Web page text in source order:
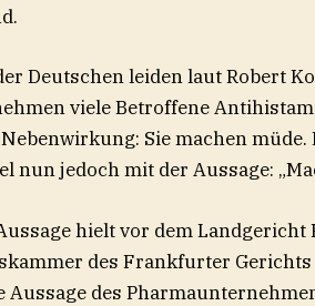
Deutschen leiden laut Robert
viele Betroffene
Sie machen
nun jedoch mit der Aussage:
hielt vor dem
des Frankfurter
Aussage des